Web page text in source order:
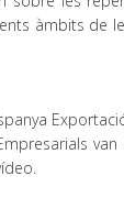
àmbits de